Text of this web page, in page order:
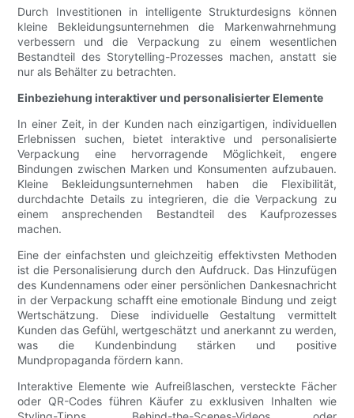
Durch Investitionen in intelligente Strukturdesigns können
kleine Bekleidungsunternehmen die Markenwahrnehmung
verbessern und die Verpackung zu einem wesentlichen
Bestandteil des Storytelling-Prozesses machen, anstatt sie
nur als Behälter zu betrachten.
Einbeziehung interaktiver und personalisierter Elemente
In einer Zeit, in der Kunden nach einzigartigen, individuellen
Erlebnissen suchen, bietet interaktive und personalisierte
Verpackung eine hervorragende Möglichkeit, engere
Bindungen zwischen Marken und Konsumenten aufzubauen.
Kleine Bekleidungsunternehmen haben die Flexibilität,
durchdachte Details zu integrieren, die die Verpackung zu
einem ansprechenden Bestandteil des Kaufprozesses
machen.
Eine der einfachsten und gleichzeitig effektivsten Methoden
ist die Personalisierung durch den Aufdruck. Das Hinzufügen
des Kundennamens oder einer persönlichen Dankesnachricht
in der Verpackung schafft eine emotionale Bindung und zeigt
Wertschätzung. Diese individuelle Gestaltung vermittelt
Kunden das Gefühl, wertgeschätzt und anerkannt zu werden,
was die Kundenbindung stärken und positive
Mundpropaganda fördern kann.
Interaktive Elemente wie Aufreißlaschen, versteckte Fächer
oder QR-Codes führen Käufer zu exklusiven Inhalten wie